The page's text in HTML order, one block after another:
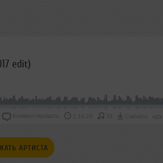
edit)
Комментировать 1:16:29 39 Скачать </>
АРТИСТА